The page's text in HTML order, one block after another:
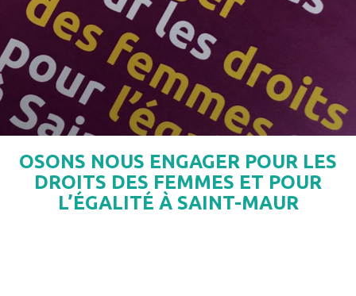
OSONS NOUS ENGAGER POUR LES
DROITS DES FEMMES ET POUR
L’ÉGALITÉ À SAINT-MAUR